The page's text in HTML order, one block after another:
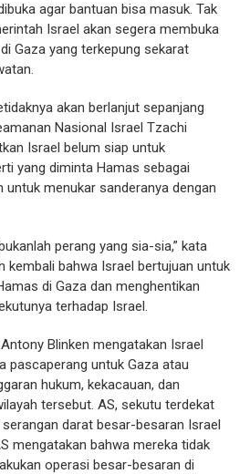
agar bantuan bisa masuk. Tak
Israel akan segera membuka
Gaza yang terkepung sekarat
akan berlanjut sepanjang
Nasional Israel Tzachi
Israel belum siap untuk
yang diminta Hamas sebagai
untuk menukar sanderanya dengan
perang yang sia-sia,” kata
kembali bahwa Israel bertujuan untuk
di Gaza dan menghentikan
terhadap Israel.
Blinken mengatakan Israel
pascaperang untuk Gaza atau
hukum, kekacauan, dan
tersebut. AS, sekutu terdekat
darat besar-besaran Israel
mengatakan bahwa mereka tidak
operasi besar-besaran di